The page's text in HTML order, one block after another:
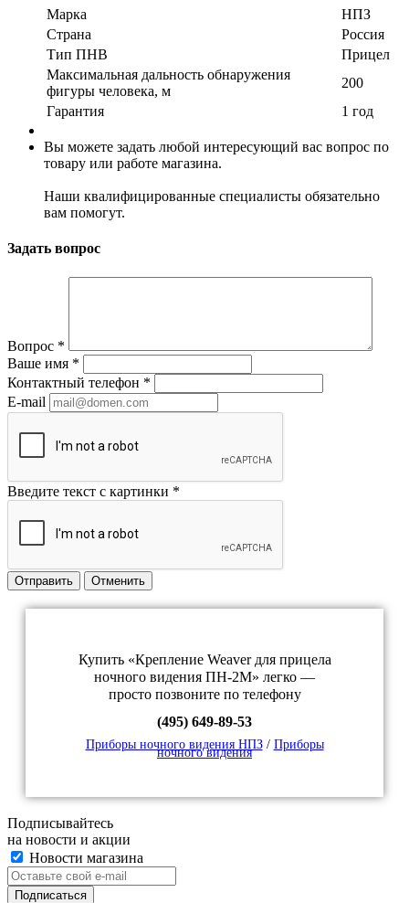
Марка
НПЗ
Страна
Россия
Тип ПНВ
Прицел
Максимальная дальность обнаружения
фигуры человека, м
200
Гарантия
1 год
Вы можете задать любой интересующий вас вопрос по
товару или работе магазина.
Наши квалифицированные специалисты обязательно
вам помогут.
Задать вопрос
Вопрос *
Ваше имя *
Контактный телефон *
E-mail
Введите текст с картинки *
Отправить Отменить
Купить «Крепление Weaver для прицела
ночного видения ПН-2М» легко —
просто позвоните по телефону
(495) 649-89-53
Приборы ночного видения НПЗ/ Приборы
ночного видения
Подписывайтесь
на новости и акции
Новости магазина